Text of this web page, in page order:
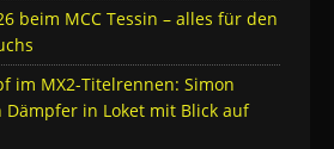
beim MCC Tessin – alles für den
im MX2-Titelrennen: Simon
Dämpfer in Loket mit Blick auf